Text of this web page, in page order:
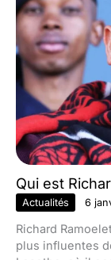
Qui est
Actualités 6
Richard
plus influentes